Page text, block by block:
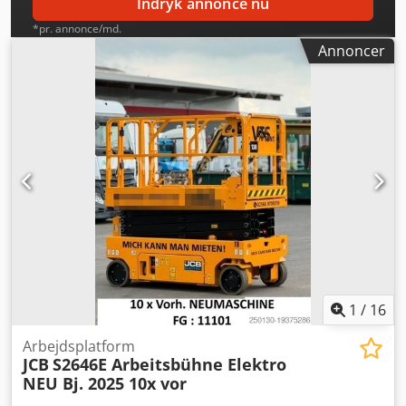
*pr. annonce/md.
Annoncer
1 / 16
Arbejdsplatform
JCB S2646E Arbeitsbühne Elektro
NEU Bj. 2025 10x vor